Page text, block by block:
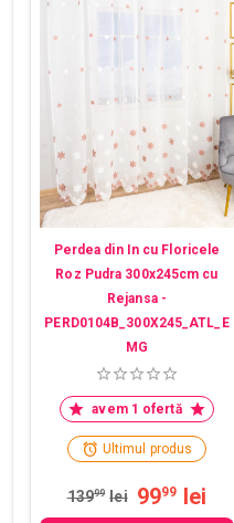
Perdea din In cu Floricele
Roz Pudra 300x245cm cu
Rejansa -
PERD0104B_300X245_ATL_E
MG
avem 1 ofertă
Ultimul produs
13999 lei 9999 lei